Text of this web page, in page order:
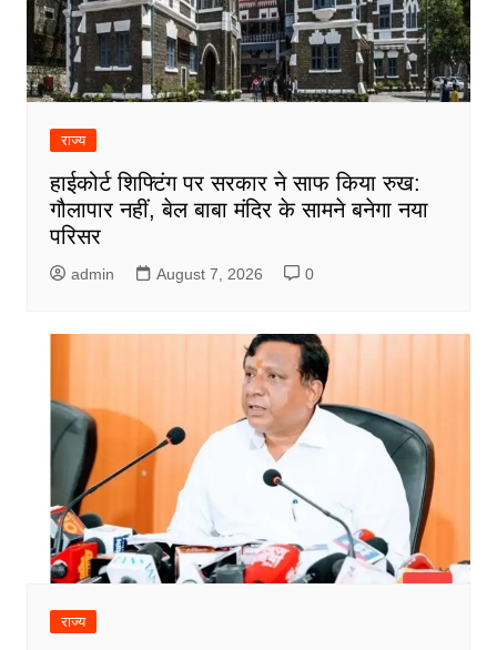
राज्य
हाईकोर्ट शिफ्टिंग पर सरकार ने साफ किया रुख:
गौलापार नहीं, बेल बाबा मंदिर के सामने बनेगा नया
परिसर
admin August 7, 2026 0
राज्य